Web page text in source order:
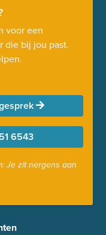
voor een
die bij jou past.
6543
Je zit nergens aan